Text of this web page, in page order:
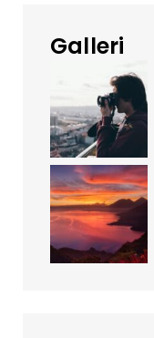
Galleri